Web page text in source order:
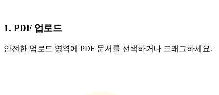
1. PDF 업로드
안전한 업로드 영역에 PDF 문서를 선택하거나 드래그하세요.